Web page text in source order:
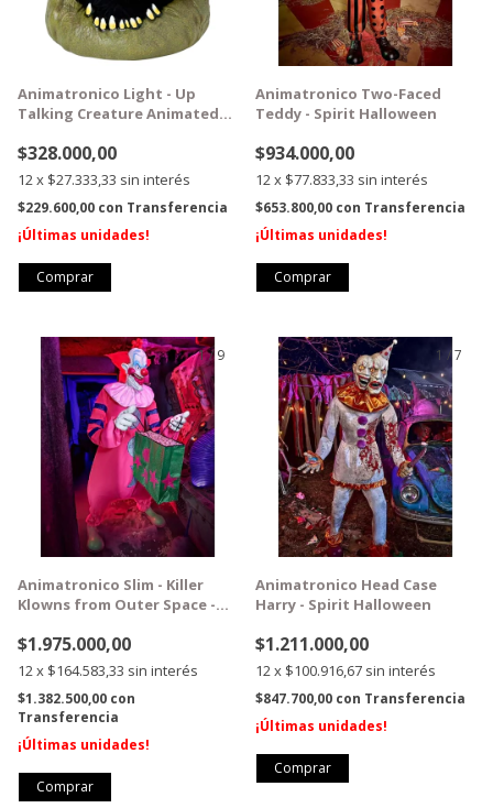
Animatronico Light - Up
Talking Creature Animated
$328.000,00
12x $27.333,33 sin interés
$229.600,00 con Transferencia
¡Últimas unidades!
Animatronico Two-Faced
Teddy - Spirit Halloween
$934.000,00
12x $77.833,33 sin interés
$653.800,00 con Transferencia
¡Últimas unidades!
1/9
GRATIS
Animatronico Slim - Killer
Klowns from Outer Space -
$1.975.000,00
12x $164.583,33 sin interés
$1.382.500,00 con
Transferencia
¡Últimas unidades!
1 /7
GRATIS
Animatronico Head Case
Harry - Spirit Halloween
$1.211.000,00
12x $100.916,67 sin interés
$847.700,00 con Transferencia
¡Últimas unidades!